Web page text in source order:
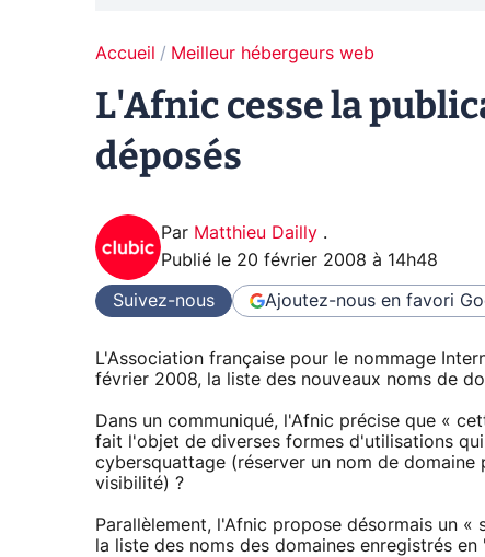
Accueil Meilleur hébergeurs web
L'Afnic cesse la
déposés
Par Matthieu Dailly .
Publié le 20 février 2008 à 14h48
Suivez-nous Ajoutez-nous en favori
L'Association française pour le nommage
février 2008, la liste des nouveaux noms de
Dans un communiqué, l'Afnic précise que «
fait l'objet de diverses formes d'utilisations
cybersquattage (réserver un nom de
visibilité) ?
Parallèlement, l'Afnic propose désormais un
la liste des noms des domaines enregistrés